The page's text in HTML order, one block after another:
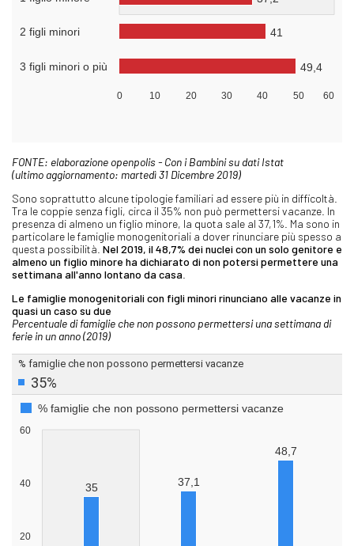
FONTE: elaborazione openpolis - Con i Bambini su dati Istat
(ultimo aggiornamento: martedì 31 Dicembre 2019)
Sono soprattutto alcune tipologie familiari ad essere più in difficoltà.
Tra le coppie senza figli, circa il 35% non può permettersi vacanze. In
presenza di almeno un figlio minore, la quota sale al 37,1%. Ma sono in
particolare le famiglie monogenitoriali a dover rinunciare più spesso a
questa possibilità. Nel 2019, il 48,7% dei nuclei con un solo genitore e
almeno un figlio minore ha dichiarato di non potersi permettere una
settimana all'anno lontano da casa
Le famiglie monogenitoriali con figli minori rinunciano alle vacanze in
quasi un caso su due
Percentuale di famiglie che non possono permettersi una settimana di
ferie in un anno (2019)